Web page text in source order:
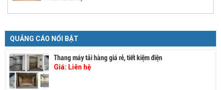
QUẢNG CÁO NỔI BẬT
Thang máy tải hàng giá rẻ, tiết kiệm điện
Giá: Liên hệ